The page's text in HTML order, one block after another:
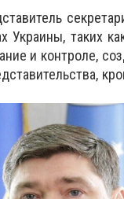
таких
и контроле,